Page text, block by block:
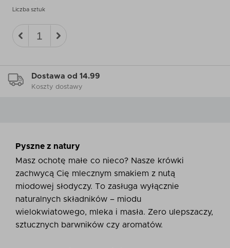
Liczba sztuk
Dostawa od 14.99
Koszty dostawy
Pyszne z natury
Masz ochotę małe co nieco? Nasze krówki
zachwycą Cię mlecznym smakiem z nutą
miodowej słodyczy. To zasługa wyłącznie
naturalnych składników – miodu
wielokwiatowego, mleka i masła. Zero ulepszaczy,
sztucznych barwników czy aromatów.